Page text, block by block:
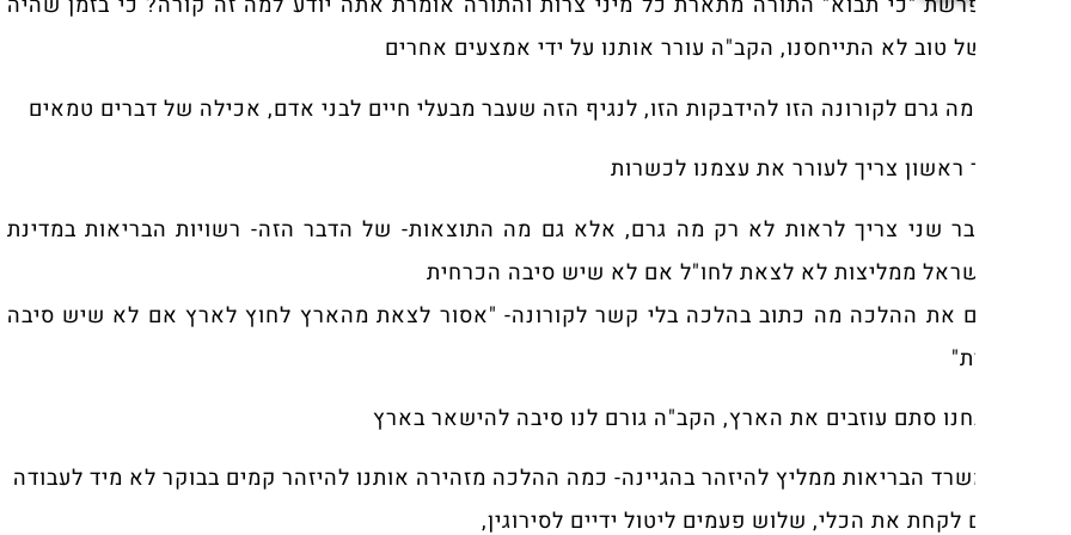
טוב לא התייחסנו, הקב"ה עורר אותנו על ידי אמצעים אחרים
גרם לקורונה הזו להידבקות הזו, לנגיף הזה שעבר מבעלי חיים לבני אדם, אכילה של דברים טמאים
ראשון צריך לעורר את עצמנו לכשרות
שני צריך לראות לא רק מה גרם, אלא גם מה התוצאות- של הדבר הזה- רשויות הבריאות במדינת
ממליצות לא לצאת לחו"ל אם לא שיש סיבה הכרחית
את ההלכה מה כתוב בהלכה בלי קשר לקורונה- "אסור לצאת מהארץ לחוץ לארץ אם לא שיש סיבה
סתם עוזבים את הארץ, הקב"ה גורם לנו סיבה להישאר בארץ
הבריאות ממליץ להיזהר בהגיינה- כמה ההלכה מזהירה אותנו להיזהר קמים בבוקר לא מיד לעבודה
לקחת את הכלי, שלוש פעמים ליטול ידיים לסירוגין,